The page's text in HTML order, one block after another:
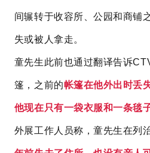
间辗转于收容所、公园和商铺
失或被人拿走。
童先生此前也通过翻译告诉
篷，之前的帐篷在他外出时丢
他现在只有一袋衣服和一条毯子
外展工作人员称，童先生在列